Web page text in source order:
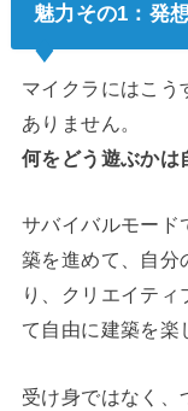
魅力その1：発
マイクラにはこう
ありません。
何をどう遊ぶかは
サバイバルモード
築を進めて、自分
り、クリエイテ
て自由に建築を楽
受け身ではなく、